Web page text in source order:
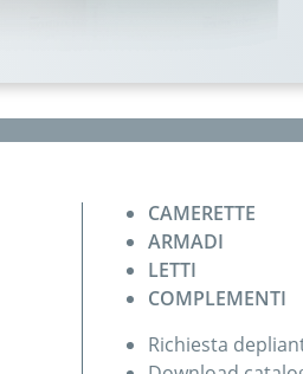
CAMERETTE
ARMADI
LETTI
COMPLEMENTI
Richiesta